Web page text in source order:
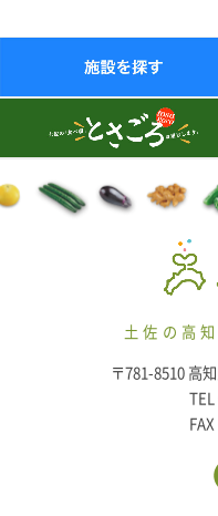
土佐の高
〒781-8510 高
TEL